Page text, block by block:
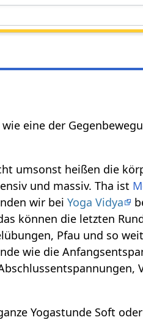
eine der
umsonst heißen die
und massiv. Tha ist
wir beiYoga Vidya
können die letzten
Pfau und so
wie die
Yogastunde Soft